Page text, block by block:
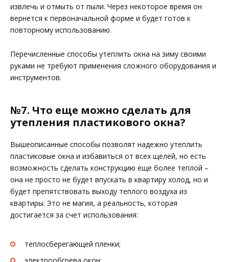
извлечь и отмыть от пыли. Через некоторое время он
вернется к первоначальной форме и будет готов к
повторному использованию.
Перечисленные способы утеплить окна на зиму своими
руками не требуют применения сложного оборудования и
инструментов.
№7. Что еще можно сделать для
утепления пластикового окна?
Вышеописанные способы позволят надежно утеплить
пластиковые окна и избавиться от всех щелей, но есть
возможность сделать конструкцию еще более теплой –
она не просто не будет впускать в квартиру холод, но и
будет препятствовать выходу теплого воздуха из
квартиры. Это не магия, а реальность, которая
достигается за счет использования:
теплосберегающей пленки;